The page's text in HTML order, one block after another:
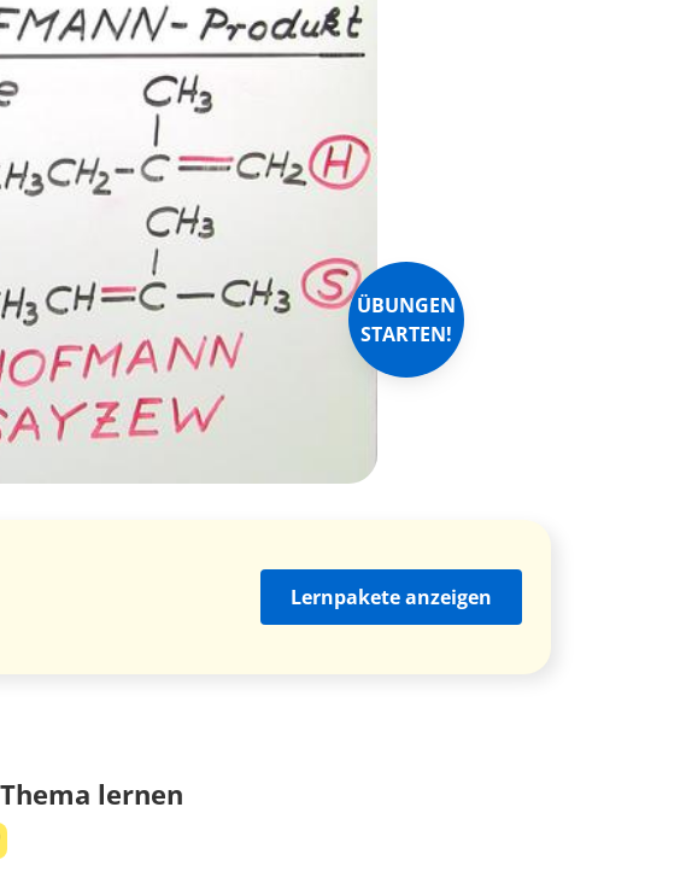
ÜBUNGEN
STARTEN!
Lernpakete anzeigen
lernen